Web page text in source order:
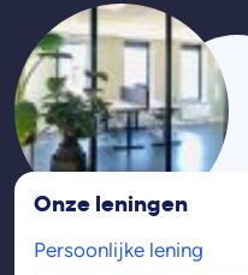
Onze leningen
Persoonlijke lening